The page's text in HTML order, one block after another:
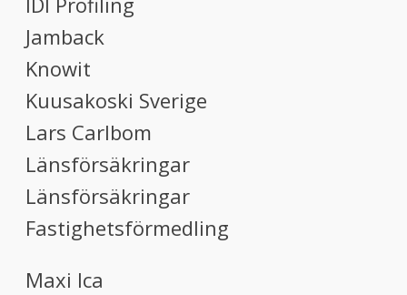
Jamback
Knowit
Kuusakoski Sverige
Lars Carlbom
Länsförsäkringar
Länsförsäkringar
Fastighetsförmedling
Maxi Ica